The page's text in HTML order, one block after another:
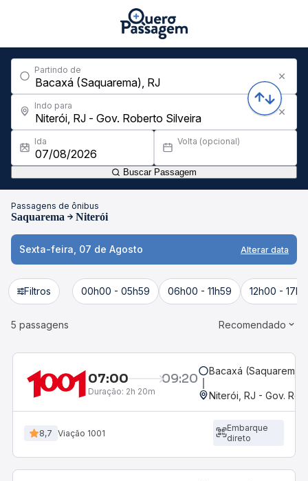
Partindo de
Indo para
Ida Volta (opcional)
Buscar Passagem
Passagens de ônibus
Saquarema Niterói
Sexta-feira, 07 de Agosto Alterar data
Filtros 00h00 - 05h59 06h00 - 11h59 12h00 -
5 passagens Recomendado
07:00 09:20
Duração: 2h 20m
Bacaxá
Niterói, RJ - Gov.
8,7 Viação 1001
Embarque
direto